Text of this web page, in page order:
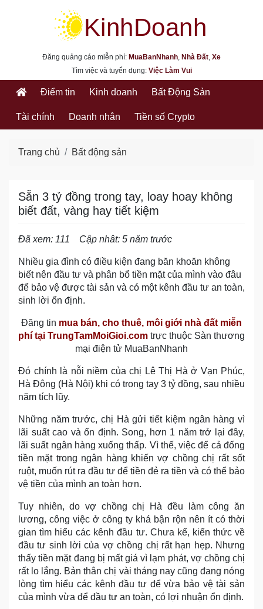
kinhdoanh.muabannhanh.com
Đăng quảng cáo miễn phí: MuaBanNhanh, Nhà Đất, Xe
Tìm việc và tuyển dụng: Việc Làm Vui
Điểm tin Kinh doanh Bất Động Sản
Tài chính Doanh nhân Tiền số Crypto
Trang chủ Bất động sản
Sẵn 3 tỷ đồng trong tay, loay hoay không
biết đất, vàng hay tiết kiệm
Đã xem: 111 Cập nhât: 5 năm trước
Nhiều gia đình có điều kiện đang băn khoăn không
biết nên đầu tư và phân bổ tiền mặt của mình vào đâu
để bảo vệ được tài sản và có một kênh đầu tư an toàn,
sinh lời ổn định.
Đăng tin mua bán, cho thuê, môi giới nhà đất miễn
phí tại TrungTamMoiGioi.com trực thuộc Sàn thương
mại điện tử MuaBanNhanh
Đó chính là nỗi niềm của chị Lê Thị Hà ở Vạn Phúc,
Hà Đông (Hà Nội) khi có trong tay 3 tỷ đồng, sau nhiều
năm tích lũy.
Những năm trước, chị Hà gửi tiết kiệm ngân hàng vì
lãi suất cao và ổn định. Song, hơn 1 năm trở lại đây,
lãi suất ngân hàng xuống thấp. Vì thế, việc để cả đống
tiền mặt trong ngân hàng khiến vợ chồng chị rất sốt
ruột, muốn rút ra đầu tư để tiền đẻ ra tiền và có thể bảo
vệ tiền của mình an toàn hơn.
Tuy nhiên, do vợ chồng chị Hà đều làm công ăn
lương, công việc ở công ty khá bận rộn nên ít có thời
gian tìm hiểu các kênh đầu tư. Chưa kể, kiến thức về
đầu tư sinh lời của vợ chồng chị rất hạn hẹp. Nhưng
thấy tiền mặt đang bị mất giá vì lạm phát, vợ chồng chị
rất lo lắng. Bản thân chị vài tháng nay cũng đang nóng
lòng tìm hiểu các kênh đầu tư để vừa bảo vệ tài sản
của mình vừa để đầu tư an toàn, có lợi nhuận ổn định.